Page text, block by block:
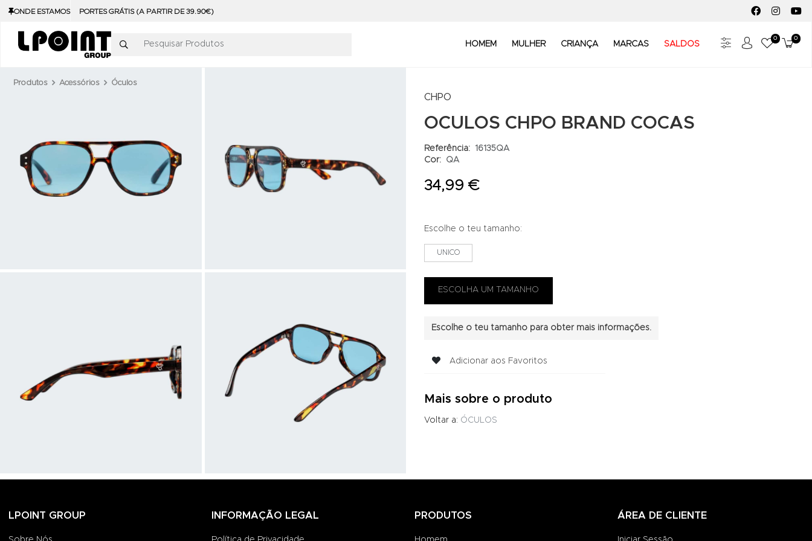
ONDE ESTAMOS PORTES GRÁTIS (A PARTIR DE 39.90€) FACEBOOK
Pesquisar Produtos
HOMEM MULHER CRIANÇA MARCAS SALDOS Meus
0 0
Produtos Acessórios Óculos
CHPO
OCULOS CHPO BRAND COCAS
Referência:
16135QA
Cor:
QA
34,99 €
Escolhe o teu tamanho:
UNICO
Escolhe o teu tamanho para obter mais informações.
Adicionar aos Favoritos
Mais sobre o produto
Voltar a: ÓCULOS
LPOINT GROUP INFORMAÇÃO LEGAL PRODUTOS ÁREA DE CLIENTE